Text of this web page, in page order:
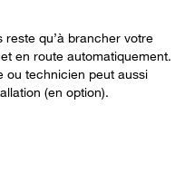
reste qu’à brancher votre
en route automatiquement.
ou technicien peut aussi
(en option).